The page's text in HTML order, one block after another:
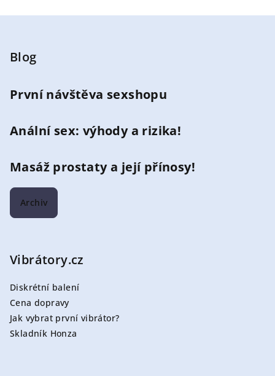
Blog
První návštěva sexshopu
Anální sex: výhody a rizika!
Masáž prostaty a její přínosy!
Archiv
Vibrátory.cz
Diskrétní balení
Cena dopravy
Jak vybrat první vibrátor?
Skladník Honza